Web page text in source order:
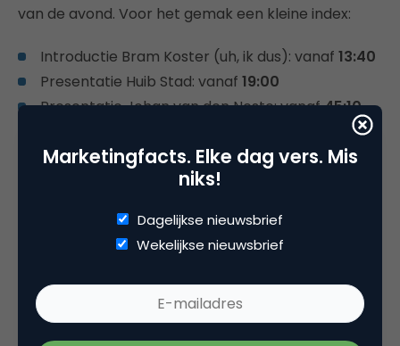
van de avond. Voor het gemak een kleine index:
Introductie Bram Koster (uh, ik dus): vanaf 13:40
Presentatie Huib Stad: vanaf 19:00
Presentatie Johan van den Neste: vanaf45:10
1:04: 28
Marketingfacts. Elke dag vers. Mis
niks!
Dagelijkse nieuwsbrief
Wekelijkse nieuwsbrief